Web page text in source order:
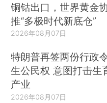
铜钴出口，世界黄金
推“多极时代新底仓”
2026年08月07日
特朗普再签两份行政
生公民权 意图打击生
产业
2026年08月07日